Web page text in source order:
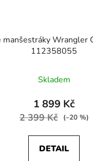
manšestráky Wrangler
112358055
Skladem
1 899 Kč
2 399 Kč (–20 %)
DETAIL